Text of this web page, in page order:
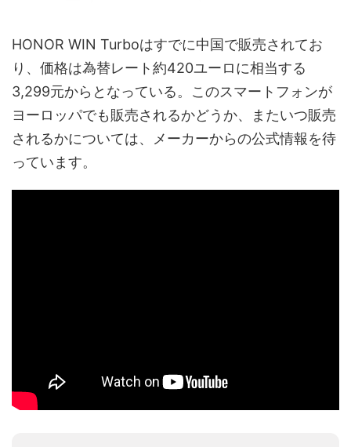
HONOR WIN Turboはすでに中国で販売されてお
り、価格は為替レート約420ユーロに相当する
3,299元からとなっている。このスマートフォンが
ヨーロッパでも販売されるかどうか、またいつ販売
されるかについては、メーカーからの公式情報を待
っています。